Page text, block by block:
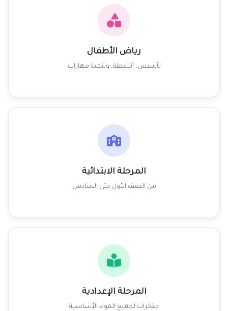
رياض الأطفال
تأسيس، أنشطة، وتنمية مهارات
المرحلة الابتدائية
من الصف الأول حتى السادس
المرحلة الإعدادية
مذكرات لجميع المواد الأساسية